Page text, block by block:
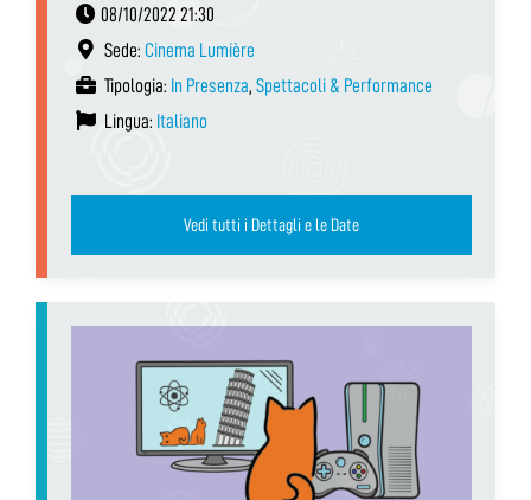
08/10/2022 21:30
Sede: Cinema Lumière
Tipologia: In Presenza, Spettacoli & Performance
Lingua: Italiano
Vedi tutti i Dettagli e le Date